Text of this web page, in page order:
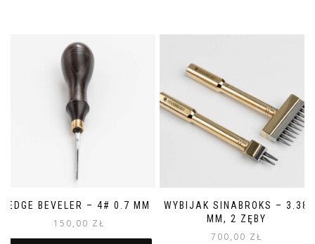
EDGE BEVELER – 4# 0.7 MM
150,00 ZŁ
WYBIJAK SINABROKS – 3.38
MM, 2 ZĘBY
700,00 ZŁ